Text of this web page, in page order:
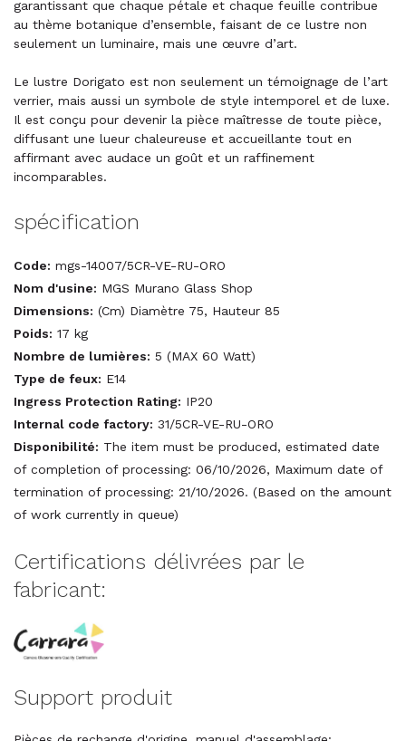
garantissant que chaque pétale et chaque feuille contribue
au thème botanique d’ensemble, faisant de ce lustre non
seulement un luminaire, mais une œuvre d’art.
Le lustre Dorigato est non seulement un témoignage de l’art
verrier, mais aussi un symbole de style intemporel et de luxe.
Il est conçu pour devenir la pièce maîtresse de toute pièce,
diffusant une lueur chaleureuse et accueillante tout en
affirmant avec audace un goût et un raffinement
incomparables.
spécification
Code: mgs-14007/5CR-VE-RU-ORO
Nom d'usine: MGS Murano Glass Shop
Dimensions: (Cm) Diamètre 75, Hauteur 85
Poids: 17 kg
Nombre de lumières: 5 (MAX 60 Watt)
Type de feux: E14
Ingress Protection Rating: IP20
Internal code factory: 31/5CR-VE-RU-ORO
Disponibilité: The item must be produced, estimated date
of completion of processing: 06/10/2026, Maximum date of
termination of processing: 21/10/2026. (Based on the amount
of work currently in queue)
Certifications délivrées par le
fabricant:
Support produit